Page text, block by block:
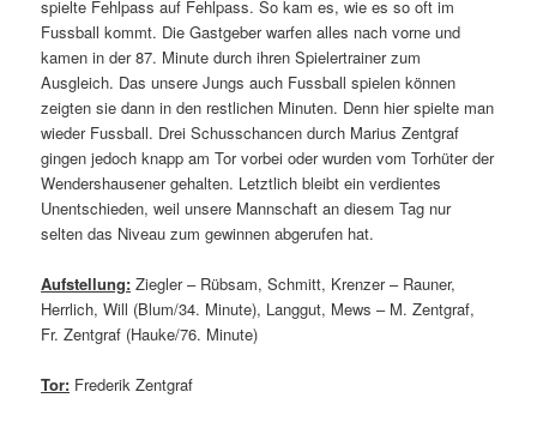
spielte Fehlpass auf Fehlpass. So kam es, wie es so oft im
Fussball kommt. Die Gastgeber warfen alles nach vorne und
kamen in der 87. Minute durch ihren Spielertrainer zum
Ausgleich. Das unsere Jungs auch Fussball spielen können
zeigten sie dann in den restlichen Minuten. Denn hier spielte man
wieder Fussball. Drei Schusschancen durch Marius Zentgraf
gingen jedoch knapp am Tor vorbei oder wurden vom Torhüter der
Wendershausener gehalten. Letztlich bleibt ein verdientes
Unentschieden, weil unsere Mannschaft an diesem Tag nur
selten das Niveau zum gewinnen abgerufen hat.
Aufstellung: Ziegler – Rübsam, Schmitt, Krenzer – Rauner,
Herrlich, Will (Blum/34. Minute), Langgut, Mews – M. Zentgraf,
Fr. Zentgraf (Hauke/76. Minute)
Tor: Frederik Zentgraf